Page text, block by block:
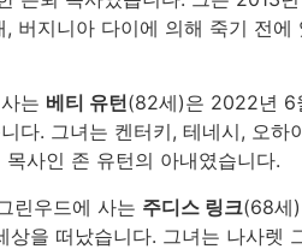
, 버지니아 다이에 의해 죽기 전에
는 베티 유턴(82세)은 2022년 6
다. 그녀는 켄터키, 테네시, 오하
사인 존 유턴의 아내였습니다.
린우드에 사는 주디스 링크(68세
을 떠났습니다. 그녀는 나사렛